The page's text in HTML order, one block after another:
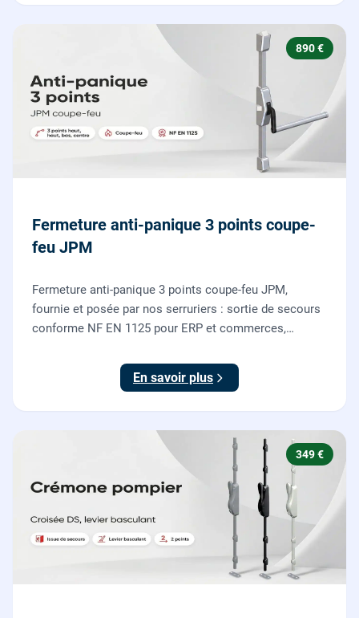
890 €
Fermeture anti-panique 3 points coupe-
feu JPM
Fermeture anti-panique 3 points coupe-feu JPM,
fournie et posée par nos serruriers : sortie de secours
conforme NF EN 1125 pour ERP et commerces,
En savoir plus
349 €